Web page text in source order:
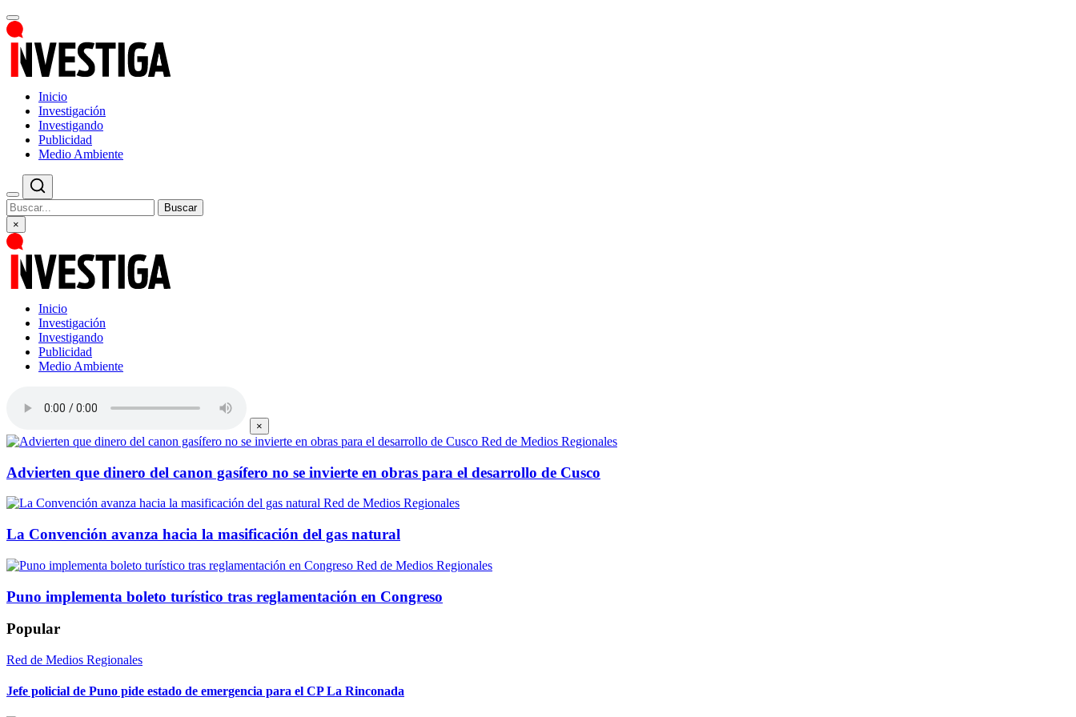
Inicio
Investigación
Investigando
Publicidad
Medio Ambiente
Buscar
×
Inicio
Investigación
Investigando
Publicidad
Medio Ambiente
×
Red de Medios Regionales
Advierten que dinero del canon gasífero no se invierte en obras para el desarrollo de Cusco
Red de Medios Regionales
La Convención avanza hacia la masificación del gas natural
Red de Medios Regionales
Puno implementa boleto turístico tras reglamentación en Congreso
Popular
Red de Medios Regionales
Jefe policial de Puno pide estado de emergencia para el CP La Rinconada